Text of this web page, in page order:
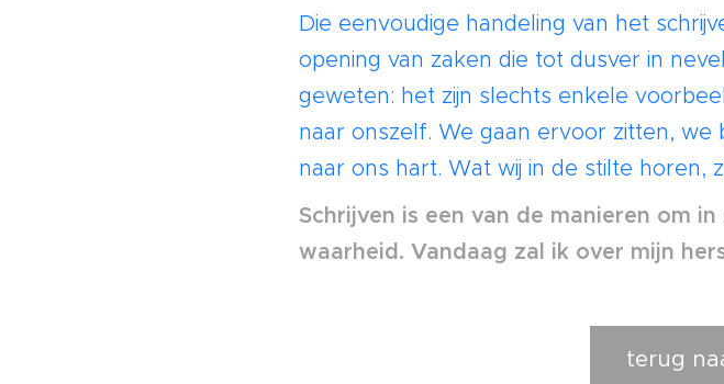
Die eenvoudige handeling van het
opening van zaken die tot dusver in
geweten: het zijn slechts enkele
naar onszelf. We gaan ervoor zitten,
naar ons hart. Wat wij in de stilte horen,
Schrijven is een van de manieren om
waarheid. Vandaag zal ik over mijn
terug